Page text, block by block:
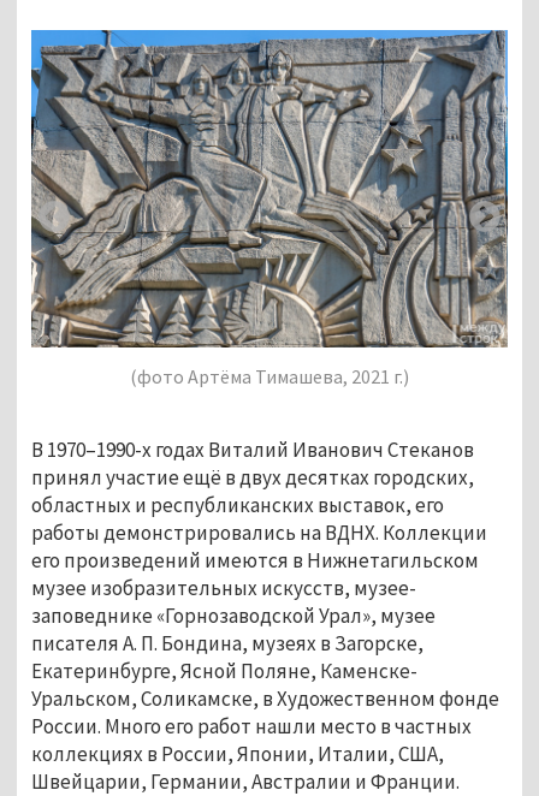
(фото Артёма Тимашева, 2021 г.)
В 1970–1990-х годах Виталий Иванович Стеканов
принял участие ещё в двух десятках городских,
областных и республиканских выставок, его
работы демонстрировались на ВДНХ. Коллекции
его произведений имеются в Нижнетагильском
музее изобразительных искусств, музее-
заповеднике «Горнозаводской Урал», музее
писателя А. П. Бондина, музеях в Загорске,
Екатеринбурге, Ясной Поляне, Каменске-
Уральском, Соликамске, в Художественном фонде
России. Много его работ нашли место в частных
коллекциях в России, Японии, Италии, США,
Швейцарии, Германии, Австралии и Франции.